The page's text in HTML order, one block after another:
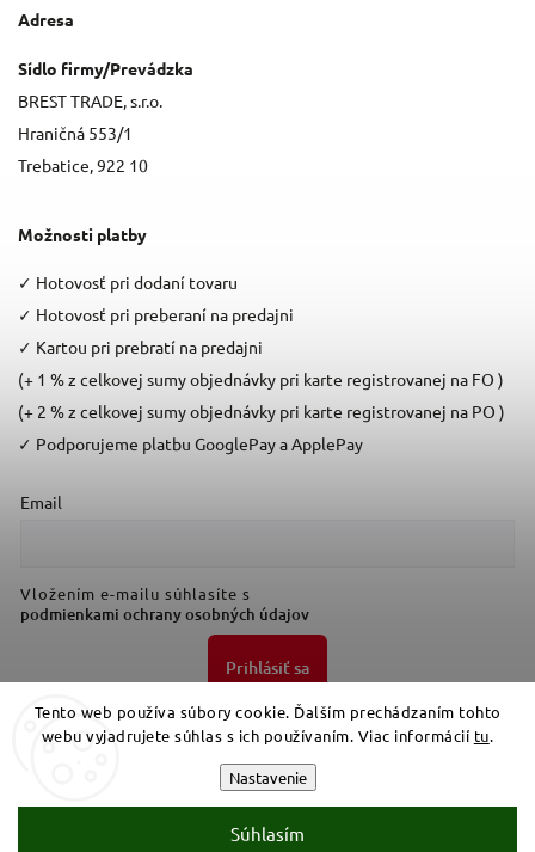
Tento web používa súbory cookie. Ďalším prechádzaním tohto
webu vyjadrujete súhlas s ich používaním. Viac informácií tu.
Nastavenie
Súhlasím
Adresa
Sídlo firmy/Prevádzka
BREST TRADE, s.r.o.
Hraničná 553/1
Trebatice, 922 10
Možnosti platby
✓ Hotovosť pri dodaní tovaru
✓ Hotovosť pri preberaní na predajni
✓ Kartou pri prebratí na predajni
(+ 1 % z celkovej sumy objednávky pri karte registrovanej na FO )
(+ 2 % z celkovej sumy objednávky pri karte registrovanej na PO )
✓ Podporujeme platbu GooglePay a ApplePay
Email
Vložením e-mailu súhlasíte s
podmienkami ochrany osobných údajov
Prihlásiť sa